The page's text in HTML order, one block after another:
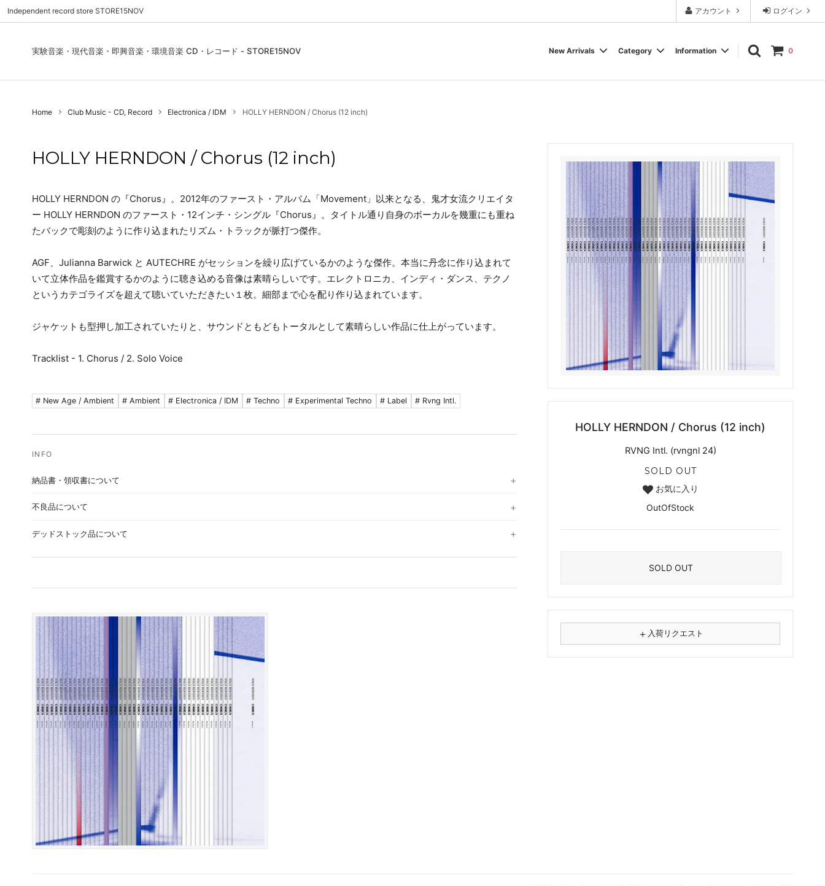
ログイン
アカウント
Independent record store STORE15NOV
実験音楽・現代音楽・即興音楽・環境音楽 CD・レコード - STORE15NOV 0
New Arrivals
Used - CD, Record DVD, VIDEO
Category
Folk / World / Country Jazz / Free Jazz
Heads / Club Jazz House Label
Record Store Day Wear, Accessory, Goods
Information
Contact Us | お問合わせ お気に入りリスト
Home Club Music - CD, Record Electronica / IDM HOLLY HERNDON / Chorus (12 inch)
HOLLY HERNDON / Chorus (12 inch)
RVNG Intl. (rvngnl 24)
SOLD OUT
お気に入り
OutOfStock
SOLD OUT
＋ 入荷リクエスト
HOLLY HERNDON / Chorus (12 inch)
HOLLY HERNDON の『Chorus』。2012年のファースト・アルバム「Movement」以来となる、鬼才女流クリエイタ
ー HOLLY HERNDON のファースト・12インチ・シングル『Chorus』。タイトル通り自身のボーカルを幾重にも重ね
たバックで彫刻のように作り込まれたリズム・トラックが脈打つ傑作。
AGF、Julianna Barwick と AUTECHRE がセッションを繰り広げているかのような傑作。本当に丹念に作り込まれて
いて立体作品を鑑賞するかのように聴き込める音像は素晴らしいです。エレクトロニカ、インディ・ダンス、テクノ
というカテゴライズを超えて聴いていただきたい１枚。細部まで心を配り作り込まれています。
ジャケットも型押し加工されていたりと、サウンドともどもトータルとして素晴らしい作品に仕上がっています。
Tracklist - 1. Chorus / 2. Solo Voice
# New Age / Ambient # Ambient # Electronica / IDM # Techno # Experimental Techno # Label # Rvng Intl.
納品書・領収書について
不良品について
デッドストック品について